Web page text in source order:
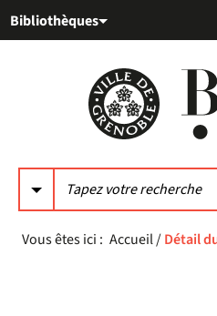
au
auBibliothèques
Vous êtes ici : Accueil/Détail